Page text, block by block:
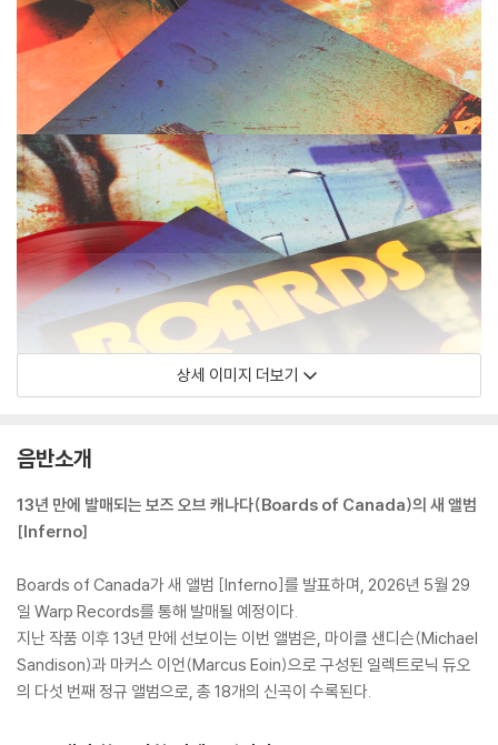
상세 이미지 더보기
음반소개
13년 만에 발매되는 보즈 오브 캐나다(Boards of Canada)의 새 앨범
[Inferno]
Boards of Canada가 새 앨범 [Inferno]를 발표하며, 2026년 5월 29
일 Warp Records를 통해 발매될 예정이다.
지난 작품 이후 13년 만에 선보이는 이번 앨범은, 마이클 샌디슨(Michael
Sandison)과 마커스 이언(Marcus Eoin)으로 구성된 일렉트로닉 듀오
의 다섯 번째 정규 앨범으로, 총 18개의 신곡이 수록된다.